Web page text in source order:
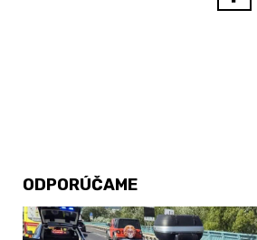
ODPORÚČAME